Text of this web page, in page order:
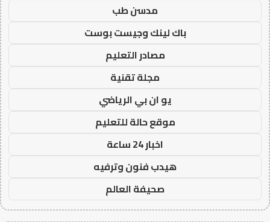
مدسن طب
باك لينك وجيست بوست
مصادر التعليم
مجلة تقنية
يو ان بي الرياضي
موقع حالة للتعليم
اخبار 24 ساعة
هيدب فنون وترفيه
صحيفة العالم